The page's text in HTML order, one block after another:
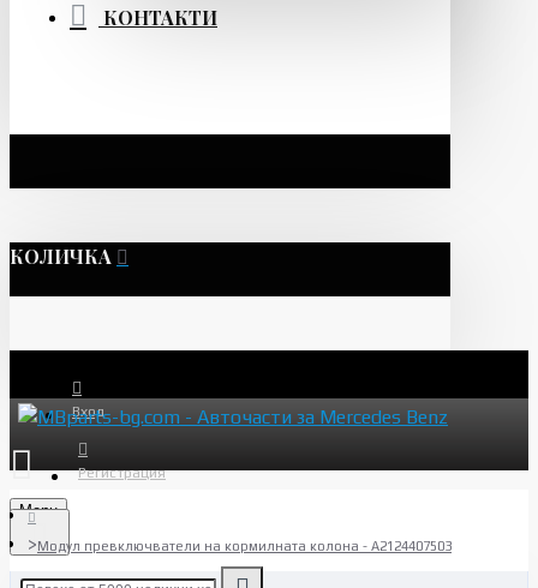
КОНТАКТИ
КОЛИЧКА
Вход
Регистрация
Menu
Модул превключватели на кормилната колона - A2124407503